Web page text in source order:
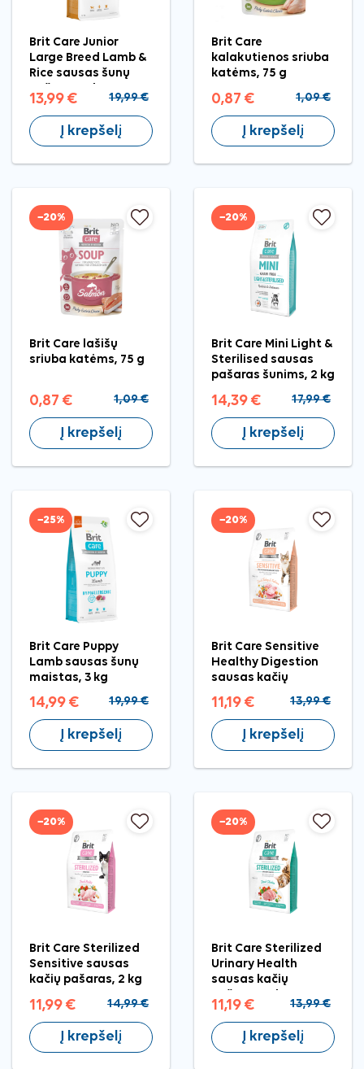
Brit Care Junior
Large Breed Lamb &
Rice sausas šunų
13,99 € 19,99 €
Į krepšelį
Brit Care
kalakutienos sriuba
katėms, 75 g
0,87 € 1,09 €
Į krepšelį
−20%
Brit Care lašišų
sriuba katėms, 75 g
0,87 € 1,09 €
Į krepšelį
−20%
Brit Care Mini Light &
Sterilised sausas
pašaras šunims, 2 kg
14,39 € 17,99 €
Į krepšelį
−25%
Brit Care Puppy
Lamb sausas šunų
maistas, 3 kg
14,99 € 19,99 €
Į krepšelį
−20%
Brit Care Sensitive
Healthy Digestion
sausas kačių
11,19 € 13,99 €
Į krepšelį
−20%
Brit Care Sterilized
Sensitive sausas
kačių pašaras, 2 kg
11,99 € 14,99 €
Į krepšelį
−20%
Brit Care Sterilized
Urinary Health
sausas kačių
11,19 € 13,99 €
Į krepšelį